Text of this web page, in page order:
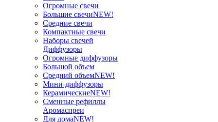
Огромные свечи
Большие свечиNEW!
Средние свечи
Компактные свечи
Наборы свечей
Диффузоры
Огромные диффузоры
Большой объем
Средний объемNEW!
Мини-диффузоры
КерамическиеNEW!
Сменные рефиллы
Аромаспреи
Для домаNEW!